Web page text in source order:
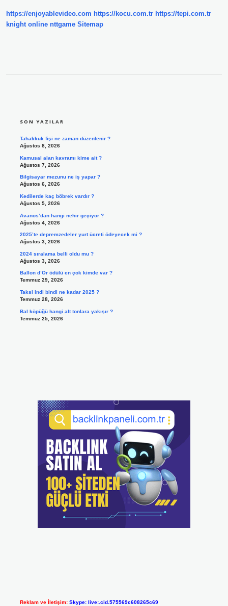
https://enjoyablevideo.com https://kocu.com.tr https://tepi.com.tr
knight online nttgame Sitemap
SON YAZILAR
Tahakkuk fişi ne zaman düzenlenir ?
Ağustos 8, 2026
Kamusal alan kavramı kime ait ?
Ağustos 7, 2026
Bilgisayar mezunu ne iş yapar ?
Ağustos 6, 2026
Kedilerde kaç böbrek vardır ?
Ağustos 5, 2026
Avanos’dan hangi nehir geçiyor ?
Ağustos 4, 2026
2025’te depremzedeler yurt ücreti ödeyecek mi ?
Ağustos 3, 2026
2024 sıralama belli oldu mu ?
Ağustos 3, 2026
Ballon d’Or ödülü en çok kimde var ?
Temmuz 29, 2026
Taksi indi bindi ne kadar 2025 ?
Temmuz 28, 2026
Bal köpüğü hangi alt tonlara yakışır ?
Temmuz 25, 2026
Reklam ve İletişim: Skype: live:.cid.575569c608265c69